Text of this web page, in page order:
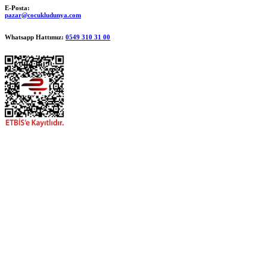
E-Posta:
pazar@cocukludunya.com
Whatsapp Hattımız: 0549 310 31 00